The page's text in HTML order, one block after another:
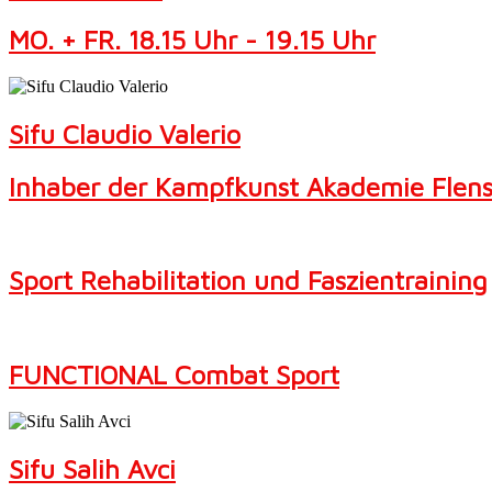
MO. + FR. 18.15 Uhr - 19.15 Uhr
Sifu Claudio Valerio
Inhaber der Kampfkunst Akademie
Sport Rehabilitation und Faszientraining
FUNCTIONAL Combat Sport
Sifu Salih Avci